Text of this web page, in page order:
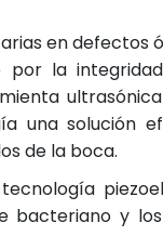
en defectos
la
una solución
de la boca.
y